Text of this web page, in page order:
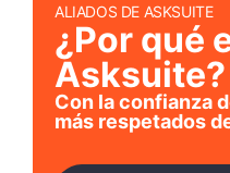
ALIADOS DE ASKSUITE
¿Por qué
Asksuite?
Con la confianza
más respetados